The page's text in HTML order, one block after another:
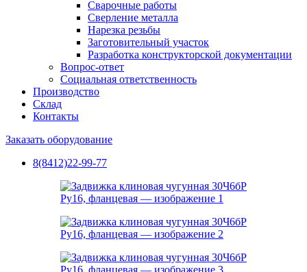
Сварочные работы
Сверление металла
Нарезка резьбы
Заготовительный участок
Разработка конструкторской документации
Вопрос-ответ
Социальная ответственность
Производство
Склад
Контакты
Заказать оборудование
8(8412)22-99-77